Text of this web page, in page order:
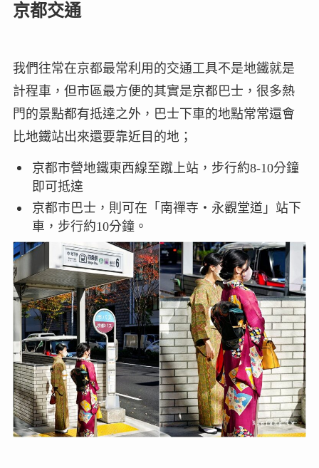
京都交通
我們往常在京都最常利用的交通工具不是地鐵就是
計程車，但市區最方便的其實是京都巴士，很多熱
門的景點都有抵達之外，巴士下車的地點常常還會
比地鐵站出來還要靠近目的地；
京都市營地鐵東西線至蹴上站，步行約8-10分鐘
即可抵達
京都市巴士，則可在「南禪寺・永觀堂道」站下
車，步行約10分鐘。